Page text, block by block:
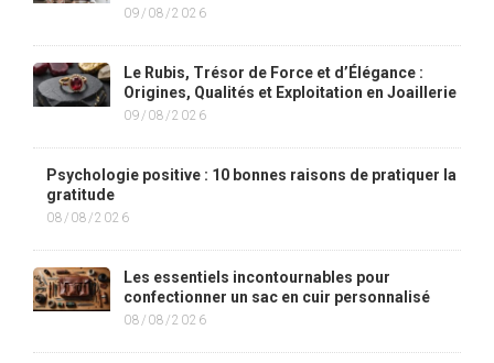
09/08/2026
Le Rubis, Trésor de Force et d’Élégance :
Origines, Qualités et Exploitation en Joaillerie
09/08/2026
Psychologie positive : 10 bonnes raisons de pratiquer la
gratitude
08/08/2026
Les essentiels incontournables pour
confectionner un sac en cuir personnalisé
08/08/2026